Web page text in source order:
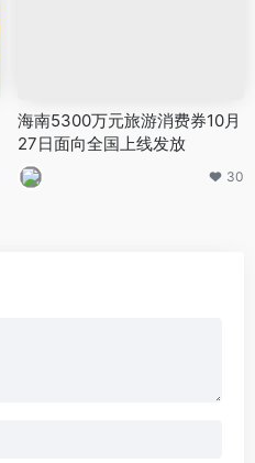
海南5300万元旅游消费券10月
27日面向全国上线发放
30